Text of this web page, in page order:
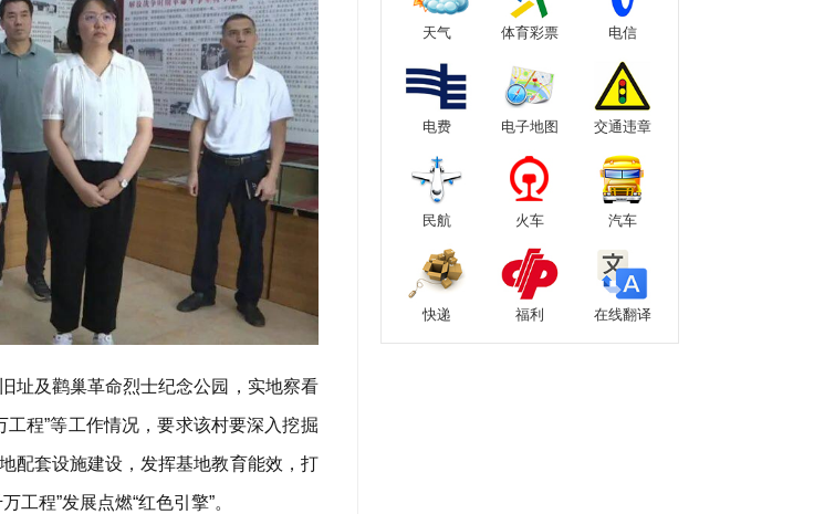
址及鹳巢革命烈士纪念公园，实地察看
程”等工作情况，要求该村要深入挖掘
配套设施建设，发挥基地教育能效，打
程”发展点燃“红色引擎”。
天气 体育彩票 电信
电费 电子地图 交通违章
民航 火车 汽车
快递 福利 在线翻译